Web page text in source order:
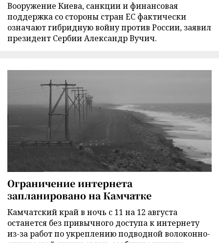
Вооружение Киева, санкции и финансовая
поддержка со стороны стран ЕС фактически
означают гибридную войну против России, заявил
президент Сербии Александр Вучич.
Ограничение интернета
запланировано на Камчатке
Камчатский край в ночь с 11 на 12 августа
останется без привычного доступа к интернету
из-за работ по укреплению подводной волоконно-